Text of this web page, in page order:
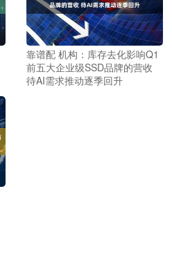
靠谱配 机构：库存去化影响Q1
前五大企业级SSD品牌的营收
待AI需求推动逐季回升